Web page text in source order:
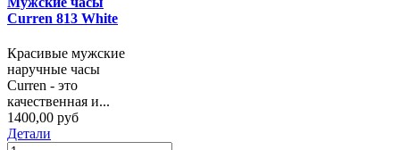
Curren 813 White
Красивые мужские
наручные часы
Curren - это
качественная и...
1400,00 руб
Детали